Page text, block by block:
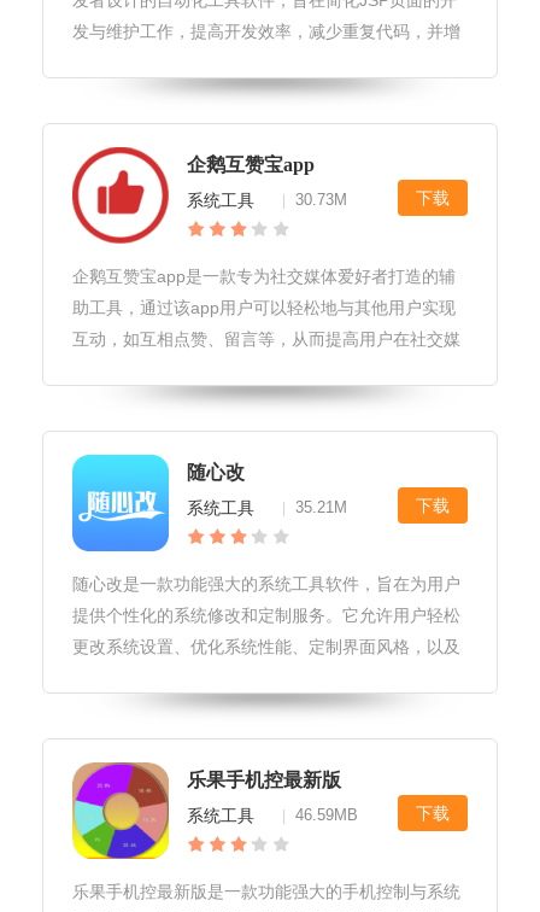
发与维护工作，提高开发效率，减少重复代码，并增
能模块，auto.jspc版成为了JSP开发者不
企鹅互赞宝app
系统工具 30.73M 下载
企鹅互赞宝app是一款专为社交媒体爱好者打造的辅
助工具，通过该app用户可以轻松地与其他用户实现
互动，如互相点赞、留言等，从而提高用户在社交媒
色1.智能匹配系统：基于用户的社交行为和偏好，智
能推荐合适的互动对象，
随心改
系统工具 35.21M 下载
随心改是一款功能强大的系统工具软件，旨在为用户
提供个性化的系统修改和定制服务。它允许用户轻松
更改系统设置、优化系统性能、定制界面风格，以及
和个性化的使用体验。随心改软件玩法1.用户可以通
过随心改轻松修改系统主题、字
乐果手机控最新版
系统工具 46.59MB 下载
乐果手机控最新版是一款功能强大的手机控制与系统